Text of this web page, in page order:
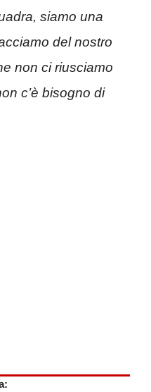
siamo una
del nostro
non ci riusciamo
c’è bisogno di